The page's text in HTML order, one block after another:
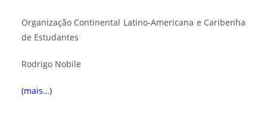
Organização Continental Latino-Americana e Caribenha
de Estudantes
Rodrigo Nobile
(mais…)